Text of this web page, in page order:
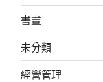
書畫
未分類
經營管理